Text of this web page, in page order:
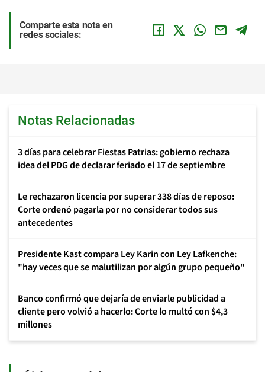
Comparte esta nota en
redes sociales:
Notas Relacionadas
3 días para celebrar Fiestas Patrias: gobierno rechaza
idea del PDG de declarar feriado el 17 de septiembre
Le rechazaron licencia por superar 338 días de reposo:
Corte ordenó pagarla por no considerar todos sus
antecedentes
Presidente Kast compara Ley Karin con Ley Lafkenche:
"hay veces que se malutilizan por algún grupo pequeño"
Banco confirmó que dejaría de enviarle publicidad a
cliente pero volvió a hacerlo: Corte lo multó con $4,3
millones